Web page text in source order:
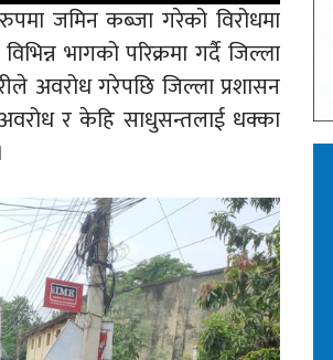
जमिन कब्जा गरेको विरोधमा
भागको परिक्रमा गर्दै जिल्ला
अवरोध गरेपछि जिल्ला प्रशासन
र केहि साधुसन्तलाई धक्का